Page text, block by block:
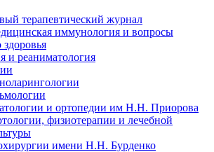
терапевтический журнал
иммунология и вопросы
и реаниматология
и ортопедии им Н.Н. Приорова
физиотерапии и лечебной
имени Н.Н. Бурденко